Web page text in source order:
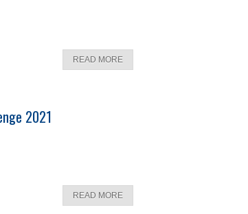
READ MORE
2021
READ MORE